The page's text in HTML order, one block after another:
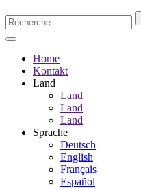
Home
Kontakt
Land
Land
Land
Land
Sprache
Deutsch
English
Français
Español